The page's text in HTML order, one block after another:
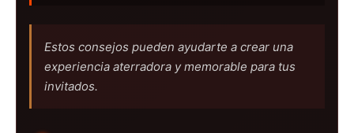
Estos consejos pueden ayudarte a crear una
experiencia aterradora y memorable para tus
invitados.